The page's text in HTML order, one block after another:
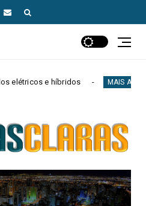
MAIS AGUAS CLARAS Agir lança